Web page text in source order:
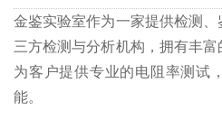
金鉴实验室作为一家提供检测
三方检测与分析机构，拥有丰
为客户提供专业的电阻率测试
能。